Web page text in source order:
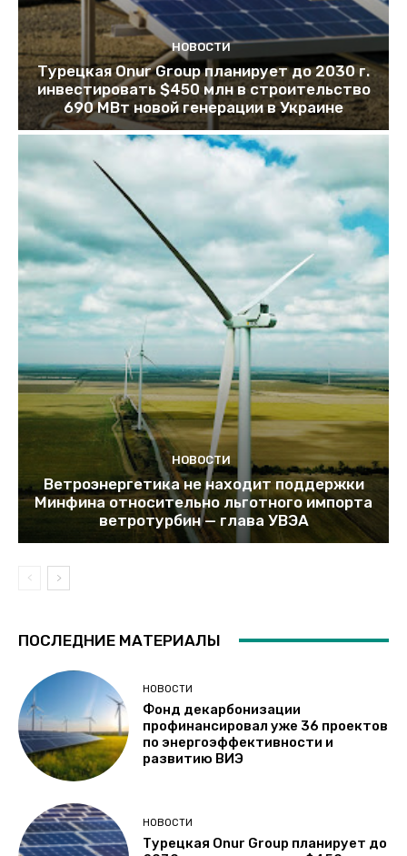
НОВОСТИ
Турецкая Onur Group планирует до 2030 г.
инвестировать $450 млн в строительство
690 МВт новой генерации в Украине
НОВОСТИ
Ветроэнергетика не находит поддержки
Минфина относительно льготного импорта
ветротурбин — глава УВЭА
ПОСЛЕДНИЕ МАТЕРИАЛЫ
НОВОСТИ
Фонд декарбонизации
профинансировал уже 36 проектов
по энергоэффективности и
развитию ВИЭ
НОВОСТИ
Турецкая Onur Group планирует до